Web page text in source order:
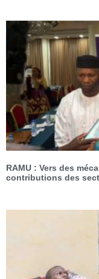
RAMU : Vers des
contributions des